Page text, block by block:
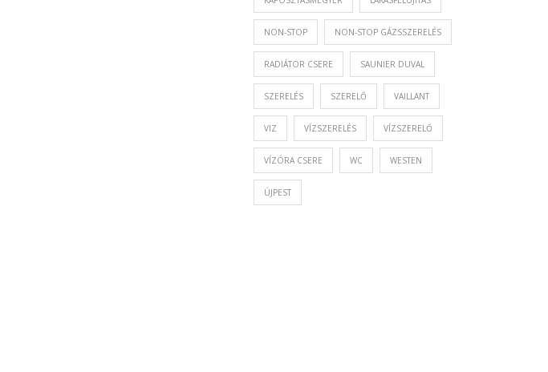
NON-STOP NON-STOP GÁZSSZERELÉS
RADIÁTOR CSERE SAUNIER DUVAL
SZERELÉS SZERELŐ VAILLANT
VIZ VÍZSZERELÉS VÍZSZERELŐ
VÍZÓRA CSERE WC WESTEN
ÚJPEST